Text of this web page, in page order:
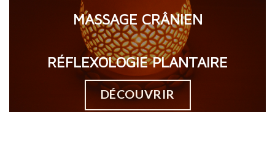
MASSAGE CRÂNIEN
___
RÉFLEXOLOGIE PLANTAIRE
DÉCOUVRIR